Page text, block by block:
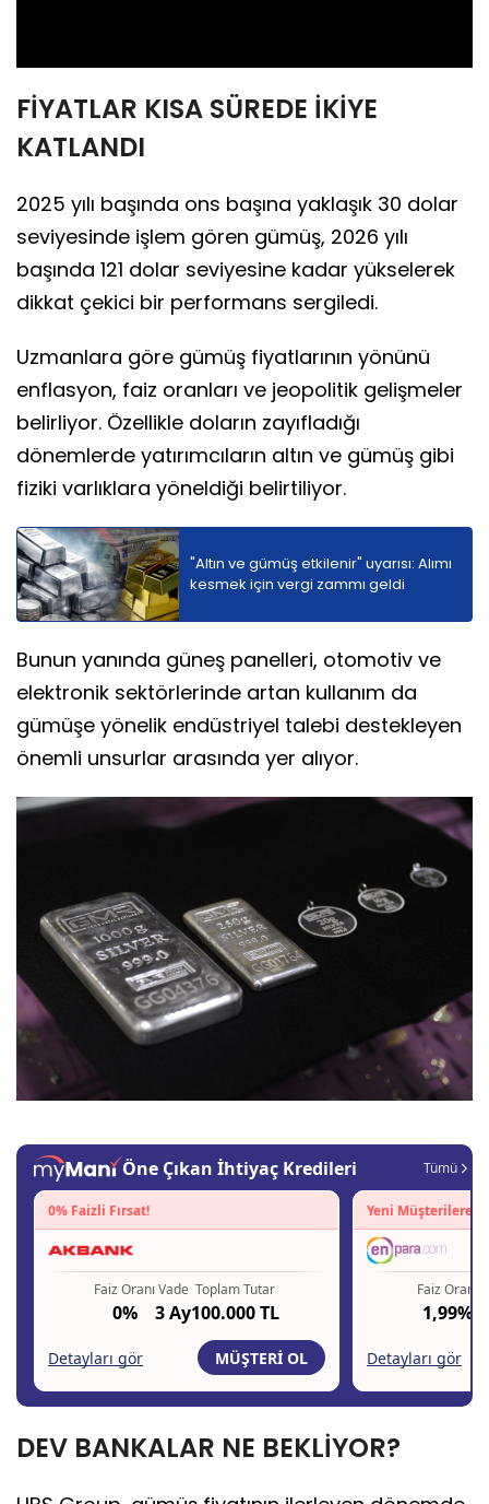
FİYATLAR KISA SÜREDE İKİYE
KATLANDI
2025 yılı başında ons başına yaklaşık 30 dolar
seviyesinde işlem gören gümüş, 2026 yılı
başında 121 dolar seviyesine kadar yükselerek
dikkat çekici bir performans sergiledi.
Uzmanlara göre gümüş fiyatlarının yönünü
enflasyon, faiz oranları ve jeopolitik gelişmeler
belirliyor. Özellikle doların zayıfladığı
dönemlerde yatırımcıların altın ve gümüş gibi
fiziki varlıklara yöneldiği belirtiliyor.
"Altın ve gümüş etkilenir" uyarısı: Alımı
kesmek için vergi zammı geldi
Bunun yanında güneş panelleri, otomotiv ve
elektronik sektörlerinde artan kullanım da
gümüşe yönelik endüstriyel talebi destekleyen
önemli unsurlar arasında yer alıyor.
DEV BANKALAR NE BEKLİYOR?